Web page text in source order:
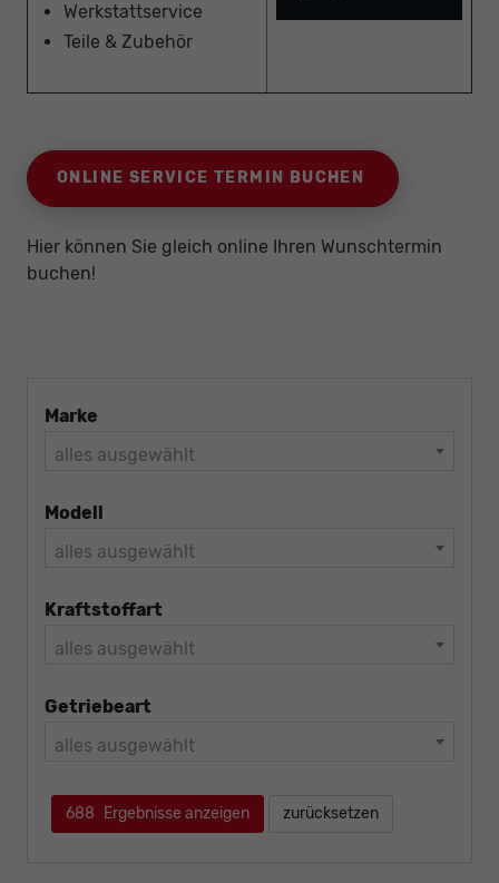
Werkstattservice
Teile & Zubehör
ONLINE SERVICE TERMIN BUCHEN
Hier können Sie gleich online Ihren Wunschtermin
buchen!
Marke
alles ausgewählt
Modell
alles ausgewählt
Kraftstoffart
alles ausgewählt
Getriebeart
alles ausgewählt
688 Ergebnisse anzeigen zurücksetzen